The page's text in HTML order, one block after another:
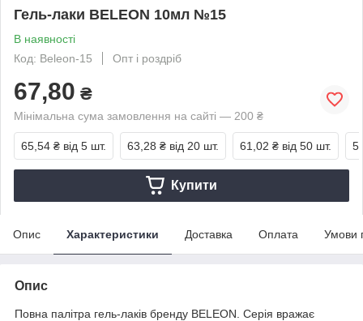
Гель-лаки BELEON 10мл №15
В наявності
Код: Beleon-15
Опт і роздріб
67,80 ₴
Мінімальна сума замовлення на сайті — 200 ₴
65,54 ₴ від 5 шт. 63,28 ₴ від 20 шт. 61,02 ₴ від 50 шт.
Купити
Опис Характеристики Доставка Оплата Умови
Опис
Повна палітра гель-лаків бренду BELEON. Серія вражає